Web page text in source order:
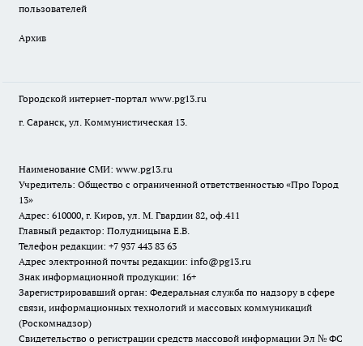
пользователей
Архив
Городской интернет-портал www.pg13.ru
г. Саранск, ул. Коммунистическая 13.
Наименование СМИ: www.pg13.ru
Учредитель: Общество с ограниченной ответственностью «Про Город
13»
Адрес: 610000, г. Киров, ул. М. Гвардии 82, оф.411
Главный редактор: Полудницына Е.В.
Телефон редакции: +7 937 443 83 63
Адрес электронной почты редакции: info@pg13.ru
Знак информационной продукции: 16+
Зарегистрировавший орган: Федеральная служба по надзору в сфере
связи, информационных технологий и массовых коммуникаций
(Роскомнадзор)
Свидетельство о регистрации средств массовой информации Эл № ФС